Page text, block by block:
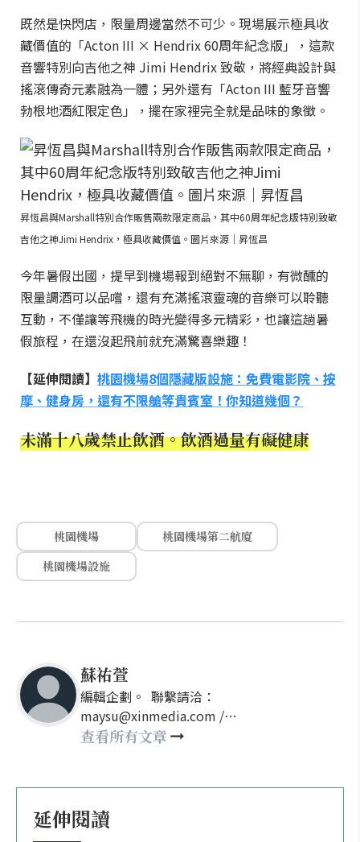
既然是快閃店，限量周邊當然不可少。現場展示極具收
藏價值的「Acton III × Hendrix 60周年紀念版」，這款
音響特別向吉他之神 Jimi Hendrix 致敬，將經典設計與
搖滾傳奇元素融為一體；另外還有「Acton III 藍牙音響
勃根地酒紅限定色」，擺在家裡完全就是品味的象徵。
昇恆昌與Marshall特別合作販售兩款限定商品，其中60周年紀念版特別致敬
吉他之神Jimi Hendrix，極具收藏價值。圖片來源｜昇恆昌
今年暑假出國，提早到機場報到絕對不無聊，有微醺的
限量調酒可以品嚐，還有充滿搖滾靈魂的音樂可以聆聽
互動，不僅讓等飛機的時光變得多元精彩，也讓這趟暑
假旅程，在還沒起飛前就充滿驚喜樂趣！
【延伸閱讀】 桃園機場8個隱藏版設施：免費電影院、按
摩、健身房，還有不限艙等貴賓室！你知道幾個？
未滿十八歲禁止飲酒。飲酒過量有礙健康
桃園機場
桃園機場第二航廈
桃園機場設施
蘇祐萱
編輯企劃。 聯繫請洽：
maysu@xinmedia.com /
may860527@gmail.com
查看所有文章
延伸閱讀